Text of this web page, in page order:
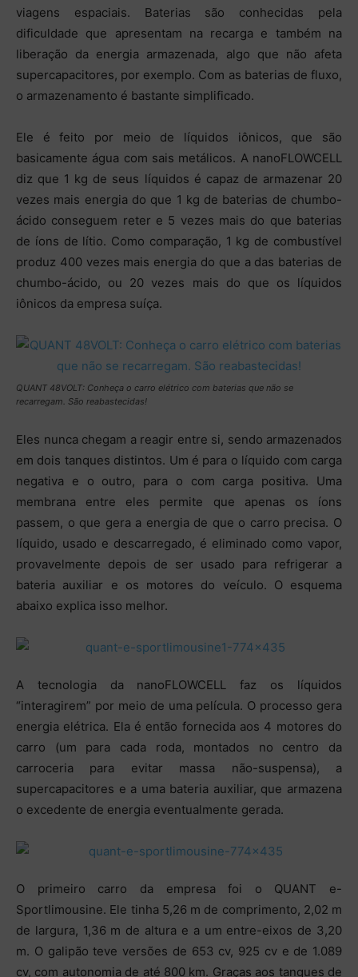
viagens espaciais. Baterias são conhecidas pela
dificuldade que apresentam na recarga e também na
liberação da energia armazenada, algo que não afeta
supercapacitores, por exemplo. Com as baterias de fluxo,
o armazenamento é bastante simplificado.
Ele é feito por meio de líquidos iônicos, que são
basicamente água com sais metálicos. A nanoFLOWCELL
diz que 1 kg de seus líquidos é capaz de armazenar 20
vezes mais energia do que 1 kg de baterias de chumbo-
ácido conseguem reter e 5 vezes mais do que baterias
de íons de lítio. Como comparação, 1 kg de combustível
produz 400 vezes mais energia do que a das baterias de
chumbo-ácido, ou 20 vezes mais do que os líquidos
iônicos da empresa suíça.
QUANT 48VOLT: Conheça o carro elétrico com baterias que não se
recarregam. São reabastecidas!
Eles nunca chegam a reagir entre si, sendo armazenados
em dois tanques distintos. Um é para o líquido com carga
negativa e o outro, para o com carga positiva. Uma
membrana entre eles permite que apenas os íons
passem, o que gera a energia de que o carro precisa. O
líquido, usado e descarregado, é eliminado como vapor,
provavelmente depois de ser usado para refrigerar a
bateria auxiliar e os motores do veículo. O esquema
abaixo explica isso melhor.
A tecnologia da nanoFLOWCELL faz os líquidos
“interagirem” por meio de uma película. O processo gera
energia elétrica. Ela é então fornecida aos 4 motores do
carro (um para cada roda, montados no centro da
carroceria para evitar massa não-suspensa), a
supercapacitores e a uma bateria auxiliar, que armazena
o excedente de energia eventualmente gerada.
O primeiro carro da empresa foi o QUANT e-
Sportlimousine. Ele tinha 5,26 m de comprimento, 2,02 m
de largura, 1,36 m de altura e a um entre-eixos de 3,20
m. O galipão teve versões de 653 cv, 925 cv e de 1.089
cv, com autonomia de até 800 km. Graças aos tanques de